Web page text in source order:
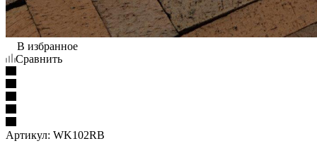
В избранное
Сравнить
Артикул: WK102RB